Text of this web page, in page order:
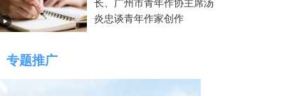
长、广州市青年作协主席汤
炎忠谈青年作家创作
专题推广